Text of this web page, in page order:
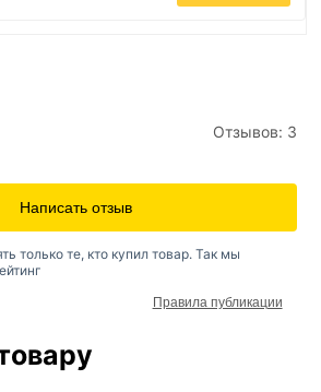
Отзывов: 3
Написать отзыв
только те, кто купил товар. Так мы
Правила публикации